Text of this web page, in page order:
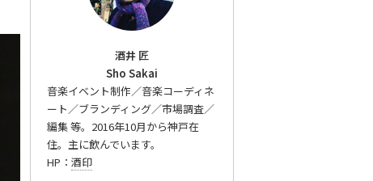
酒井 匠
Sho Sakai
音楽イベント制作／音楽コーディネ
ート／ブランディング／市場調査／
編集 等。2016年10月から神戸在
住。主に飲んでいます。
HP： 酒印